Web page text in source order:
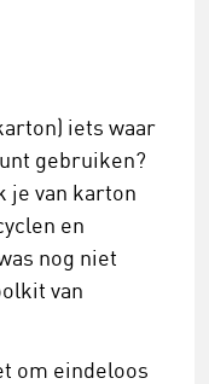
iets waar
gebruiken?
je van karton
en
nog niet
van
om eindeloos